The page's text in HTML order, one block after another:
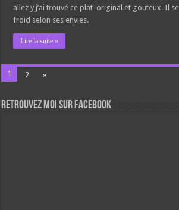
allez y j’ai trouvé ce plat original et gouteux. Il
froid selon ses envies.
Lire la suite »
1 2 »
Retrouvez moi sur Facebook